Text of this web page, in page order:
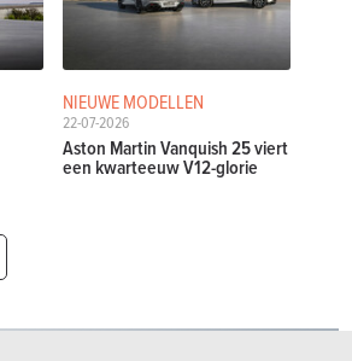
NIEUWE MODELLEN
22-07-2026
Aston Martin Vanquish 25 viert
een kwarteeuw V12-glorie